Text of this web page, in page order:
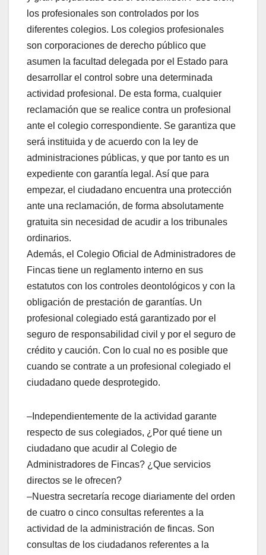
los profesionales son controlados por los
diferentes colegios. Los colegios profesionales
son corporaciones de derecho público que
asumen la facultad delegada por el Estado para
desarrollar el control sobre una determinada
actividad profesional. De esta forma, cualquier
reclamación que se realice contra un profesional
ante el colegio correspondiente. Se garantiza que
será instituida y de acuerdo con la ley de
administraciones públicas, y que por tanto es un
expediente con garantía legal. Así que para
empezar, el ciudadano encuentra una protección
ante una reclamación, de forma absolutamente
gratuita sin necesidad de acudir a los tribunales
ordinarios.
Además, el Colegio Oficial de Administradores de
Fincas tiene un reglamento interno en sus
estatutos con los controles deontológicos y con la
obligación de prestación de garantías. Un
profesional colegiado está garantizado por el
seguro de responsabilidad civil y por el seguro de
crédito y caución. Con lo cual no es posible que
cuando se contrate a un profesional colegiado el
ciudadano quede desprotegido.
–Independientemente de la actividad garante
respecto de sus colegiados, ¿Por qué tiene un
ciudadano que acudir al Colegio de
Administradores de Fincas? ¿Que servicios
directos se le ofrecen?
–Nuestra secretaría recoge diariamente del orden
de cuatro o cinco consultas referentes a la
actividad de la administración de fincas. Son
consultas de los ciudadanos referentes a la